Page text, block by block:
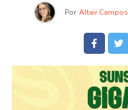
Por Altair Campos